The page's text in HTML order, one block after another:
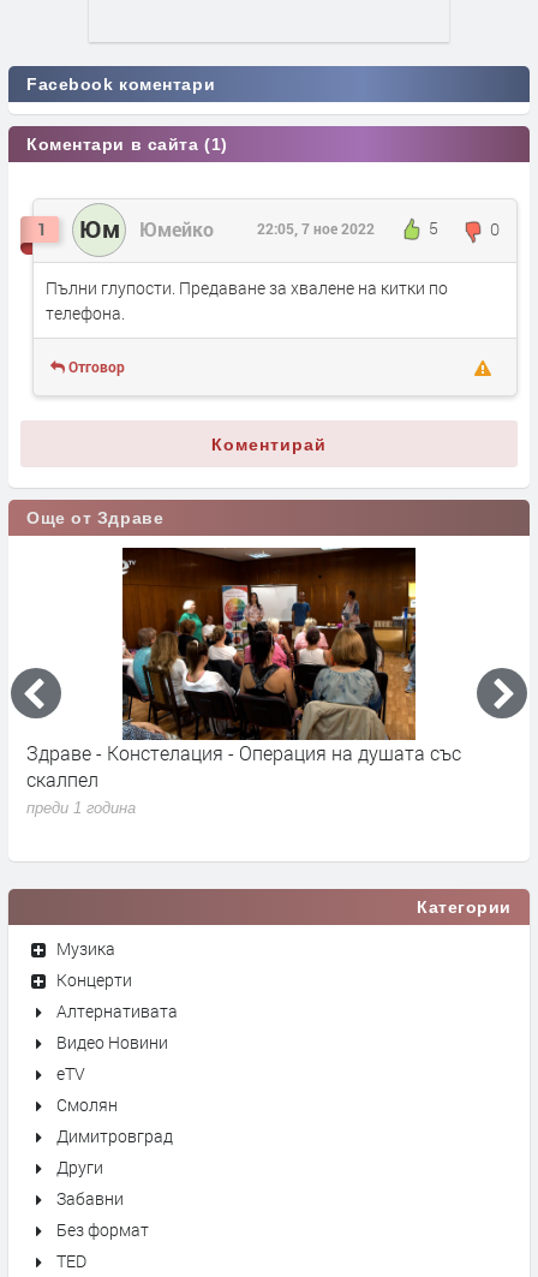
Facebook коментари
Коментари в сайта (1)
1 Юм Юмейко 5 0
22:05, 7 ное 2022
Пълни глупости. Предаване за хвалене на китки по
телефона.
Отговор
Коментирай
Още от Здраве
Здраве - Констелация - Операция на душата със
скалпел
преди 1 година
Категории
Музика
Концерти
Алтернативата
Видео Новини
eTV
Смолян
Димитровград
Други
Забавни
Без формат
TED